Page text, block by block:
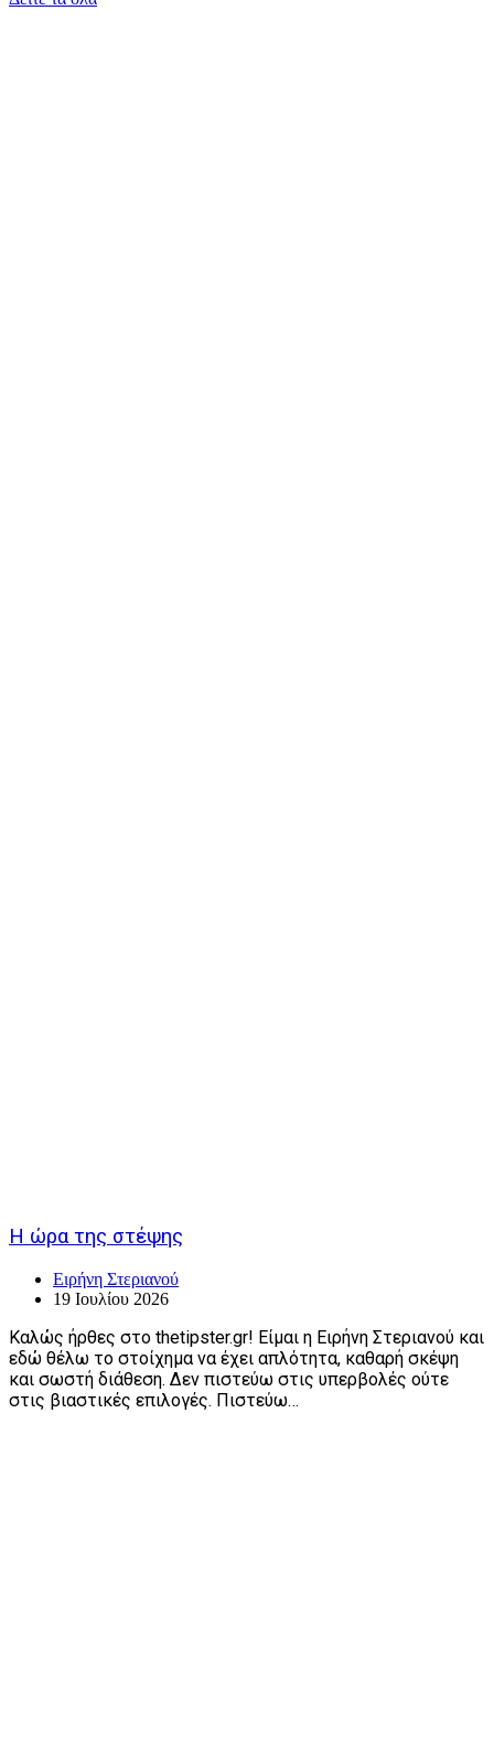
Η ώρα της στέψης
Ειρήνη Στεριανού
19 Ιουλίου 2026
Καλώς ήρθες στο thetipster.gr! Είμαι η Ειρήνη Στεριανού και
εδώ θέλω το στοίχημα να έχει απλότητα, καθαρή σκέψη
και σωστή διάθεση. Δεν πιστεύω στις υπερβολές ούτε
στις βιαστικές επιλογές. Πιστεύω…